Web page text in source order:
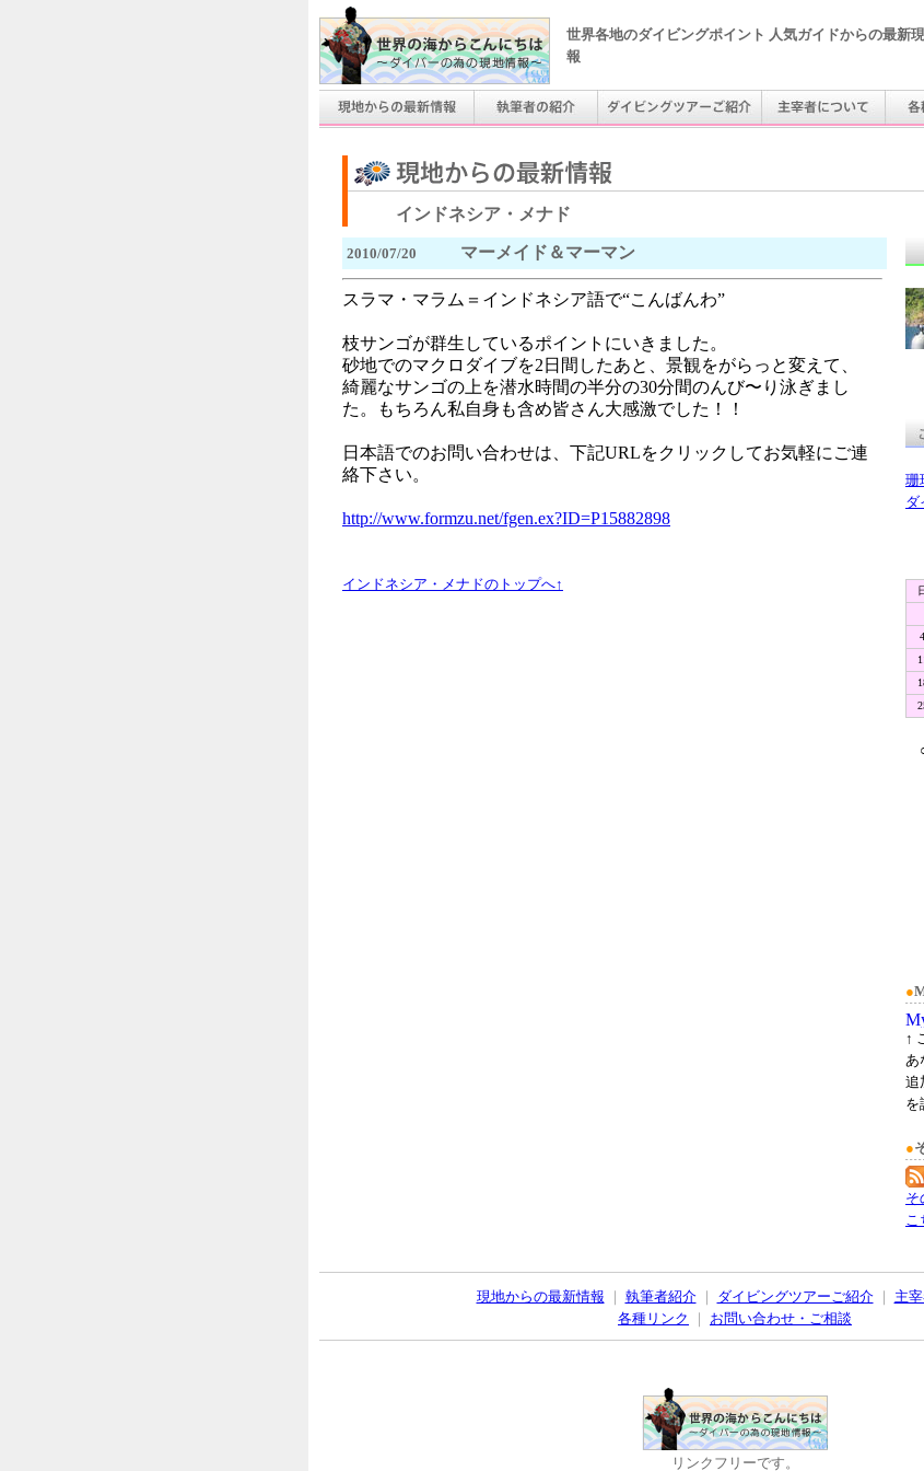
世界各地のダイビングポイント 人気ガイドからの最新
報
インドネシア・メナド
2010/07/20 マーメイド＆マーマン
スラマ・マラム＝インドネシア語で“こんばんわ”
枝サンゴが群生しているポイントにいきました。
砂地でのマクロダイブを2日間したあと、景観をがらっと変えて、
綺麗なサンゴの上を潜水時間の半分の30分間のんび〜り泳ぎまし
た。もちろん私自身も含め皆さん大感激でした！！
日本語でのお問い合わせは、下記URLをクリックしてお気軽にご連
絡下さい。
http://www.formzu.net/fgen.ex?ID=P15882898
インドネシア・メナドのトップへ↑
珊
ダ
4
●
↑
あ
追
を
●
そ
こ
現地からの最新情報 執筆者紹介 ダイビングツアーご紹介
主
各種リンク
お問い合わせ・ご相談
リンクフリーです。